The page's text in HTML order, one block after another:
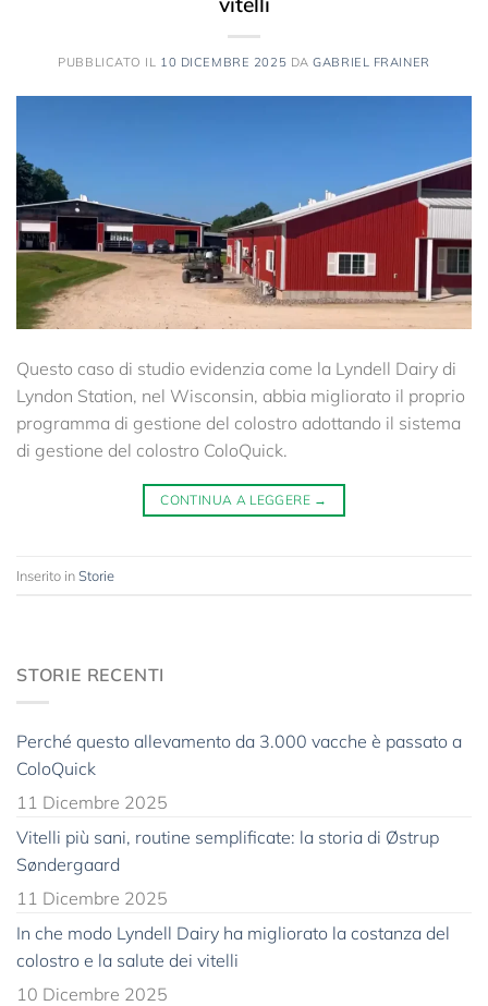
PUBBLICATO IL 10 DICEMBRE 2025 DAGABRIEL FRAINER
Questo caso di studio evidenzia come la Lyndell Dairy di
Lyndon Station, nel Wisconsin, abbia migliorato il proprio
programma di gestione del colostro adottando il sistema
di gestione del colostro ColoQuick.
CONTINUA A LEGGERE →
Inserito inStorie
STORIE RECENTI
Perché questo allevamento da 3.000 vacche è passato a
ColoQuick
11 Dicembre 2025
Vitelli più sani, routine semplificate: la storia di Østrup
Søndergaard
11 Dicembre 2025
In che modo Lyndell Dairy ha migliorato la costanza del
colostro e la salute dei vitelli
10 Dicembre 2025